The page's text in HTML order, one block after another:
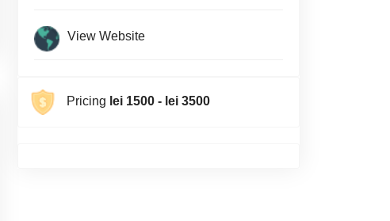
View Website
Pricing lei 1500 - lei 3500